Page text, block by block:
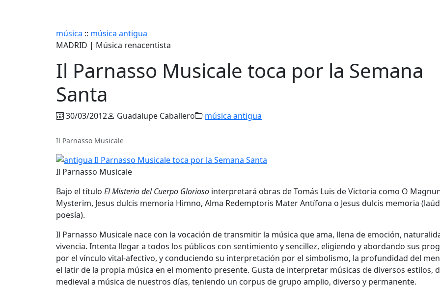
música :: música antigua
MADRID | Música renacentista
Il Parnasso Musicale toca por la Semana
Santa
30/03/2012 Guadalupe Caballero música antigua
Il Parnasso Musicale
Il Parnasso Musicale
Bajo el título El Misterio del Cuerpo Glorioso interpretará obras de Tomás Luis de Victoria como O
Mysterim, Jesus dulcis memoria Himno, Alma Redemptoris Mater Antífona o Jesus dulcis memoria
poesía).
Il Parnasso Musicale nace con la vocación de transmitir la música que ama, llena de emoción,
vivencia. Intenta llegar a todos los públicos con sentimiento y sencillez, eligiendo y abordando sus
por el vínculo vital-afectivo, y conduciendo su interpretación por el simbolismo, la profundidad del
el latir de la propia música en el momento presente. Gusta de interpretar músicas de diversos estilos,
medieval a música de nuestros días, teniendo un corpus de grupo amplio, diverso y permanente.